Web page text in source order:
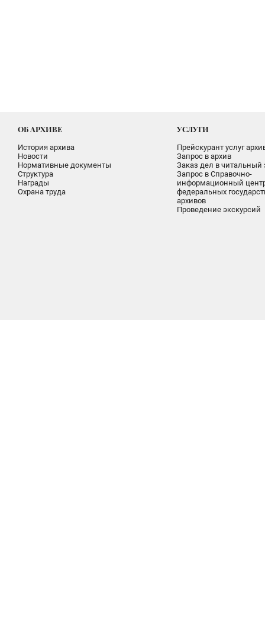
ОБ АРХИВЕ
История архива
Новости
Нормативные документы
Структура
Награды
Охрана труда
УСЛУГИ
Прейскурант услуг
Запрос в архив
Заказ дел в читальный
Запрос в Справочно-
информационный
федеральных
архивов
Проведение экскурсий